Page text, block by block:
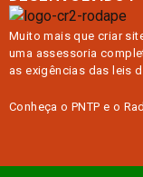
Muito mais quecriar
uma assessoria
as exigências dasleis
Conheça oPNTP e o